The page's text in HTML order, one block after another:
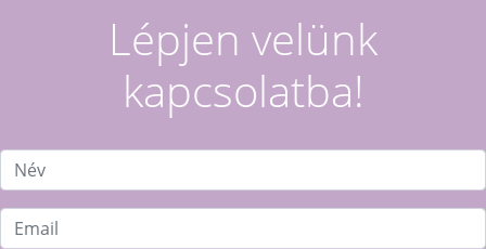
Lépjen velünk
kapcsolatba!